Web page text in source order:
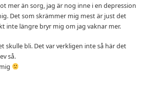
mer än sorg, jag är nog inne i en depression
Det som skrämmer mig mest är just det
inte längre bryr mig om jag vaknar mer.
skulle bli. Det var verkligen inte så här det
så.